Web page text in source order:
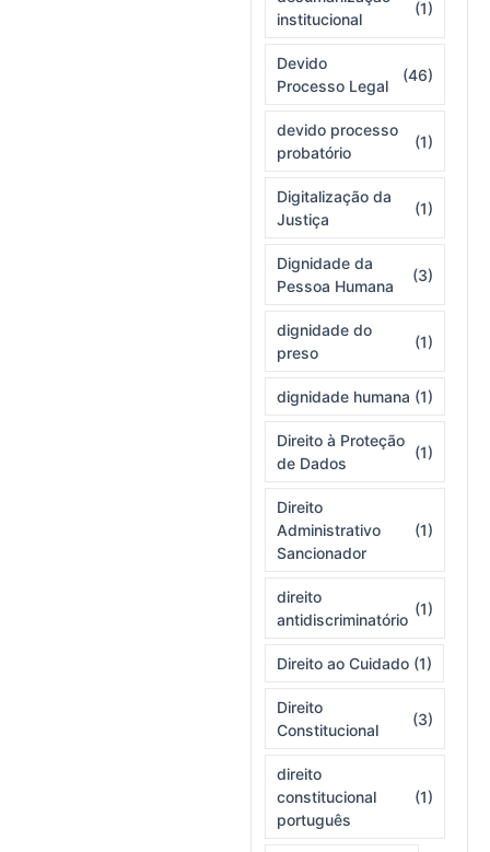
institucional
(1)
Devido
Processo Legal
(46)
devido processo
probatório
(1)
Digitalização da
Justiça
(1)
Dignidade da
Pessoa Humana
(3)
dignidade do
preso
(1)
dignidade humana (1)
Direito à Proteção
de Dados
(1)
Direito
Administrativo
Sancionador
(1)
direito
antidiscriminatório
(1)
Direito ao Cuidado (1)
Direito
Constitucional
(3)
direito
constitucional
português
(1)